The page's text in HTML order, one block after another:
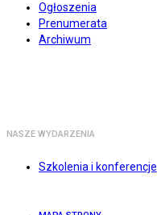
Ogłoszenia
Prenumerata
Archiwum
NASZE WYDARZENIA
Szkolenia i konferencje